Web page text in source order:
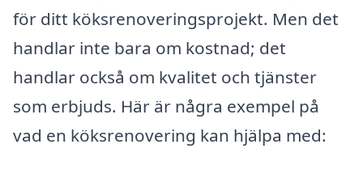
för ditt köksrenoveringsprojekt. Men det
handlar inte bara om kostnad; det
handlar också om kvalitet och tjänster
som erbjuds. Här är några exempel på
vad en köksrenovering kan hjälpa med: